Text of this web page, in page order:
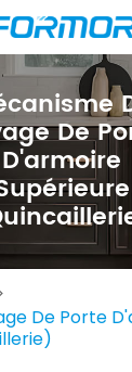
De
D'armoire
De Porte